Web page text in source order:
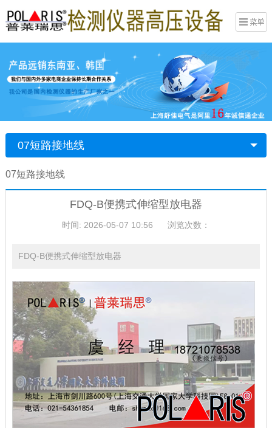
07短路接地线
07短路接地线
FDQ-B便携式伸缩型放电器
时间: 2026-05-07 10:56 浏览次数：
FDQ-B便携式伸缩型放电器